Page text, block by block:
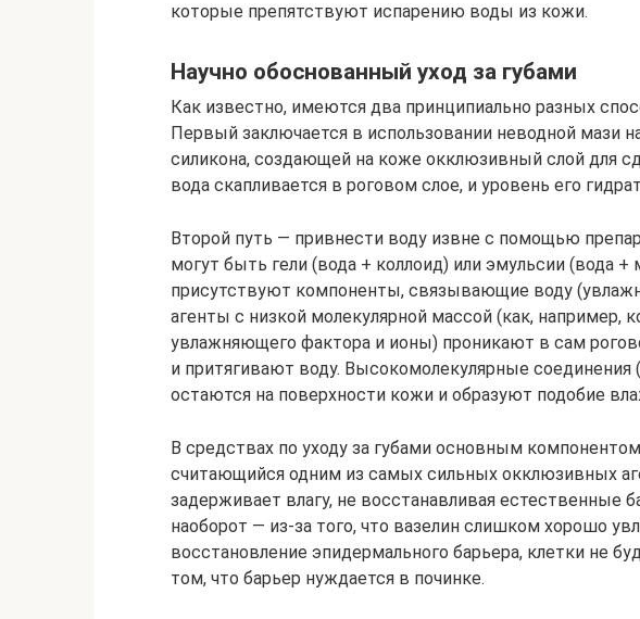
которые препятствуют испарению воды из кожи.
Научно обоснованный уход за губами
Как известно, имеются два принципиально разных
Первый заключается в использовании неводной мази
силикона, создающей на коже окклюзивный слой для
вода скапливается в роговом слое, и уровень его
Второй путь — привнести воду извне с помощью
могут быть гели (вода + коллоид) или эмульсии (вода
присутствуют компоненты, связывающие воду
агенты с низкой молекулярной массой (как, например,
увлажняющего фактора и ионы) проникают в сам
и притягивают воду. Высокомолекулярные соединения
остаются на поверхности кожи и образуют подобие
В средствах по уходу за губами основным
считающийся одним из самых сильных окклюзивных
задерживает влагу, не восстанавливая естественные
наоборот — из-за того, что вазелин слишком хорошо
восстановление эпидермального барьера, клетки не
том, что барьер нуждается в починке.